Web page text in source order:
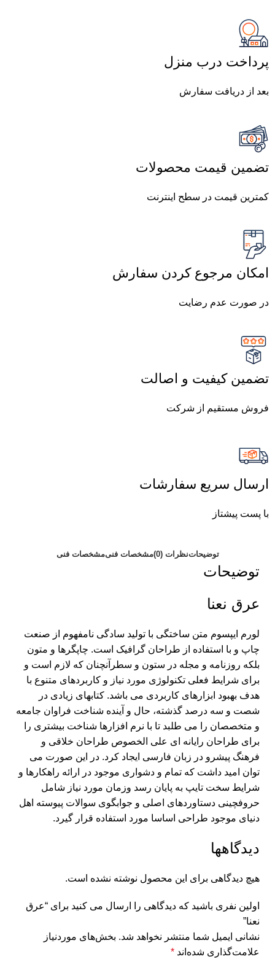
پرداخت درب منزل
بعد از دریافت سفارش
تضمین قیمت محصولات
کمترین قیمت در سطح اینترنت
امکان مرجوع کردن سفارش
در صورت عدم رضایت
تضمین کیفیت و اصالت
فروش مستقیم از شرکت
ارسال سریع سفارشات
با پست پیشتاز
توضیحاتنظرات (0) مشخصات فنیمشخصات فنی
توضیحات
عرق نعنا
لورم ایپسوم متن ساختگی با تولید سادگی نامفهوم از صنعت
چاپ و با استفاده از طراحان گرافیک است. چاپگرها و متون
بلکه روزنامه و مجله در ستون و سطرآنچنان که لازم است و
برای شرایط فعلی تکنولوژی مورد نیاز و کاربردهای متنوع با
هدف بهبود ابزارهای کاربردی می باشد. کتابهای زیادی در
شصت و سه درصد گذشته، حال و آینده شناخت فراوان جامعه
و متخصصان را می طلبد تا با نرم افزارها شناخت بیشتری را
برای طراحان رایانه ای علی الخصوص طراحان خلاقی و
فرهنگ پیشرو در زبان فارسی ایجاد کرد. در این صورت می
توان امید داشت که تمام و دشواری موجود در ارائه راهکارها و
شرایط سخت تایپ به پایان رسد وزمان مورد نیاز شامل
حروفچینی دستاوردهای اصلی و جوابگوی سوالات پیوسته اهل
دنیای موجود طراحی اساسا مورد استفاده قرار گیرد.
دیدگاهها
هیچ دیدگاهی برای این محصول نوشته نشده است.
اولین نفری باشید که دیدگاهی را ارسال می کنید برای “عرق
نعنا”
نشانی ایمیل شما منتشر نخواهد شد. بخش‌های موردنیاز
علامت‌گذاری شده‌اند *